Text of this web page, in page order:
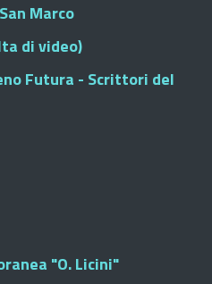
Marco
di video)
Futura - Scrittori del
"O. Licini"